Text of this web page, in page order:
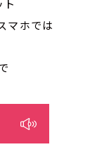
ト
マホでは